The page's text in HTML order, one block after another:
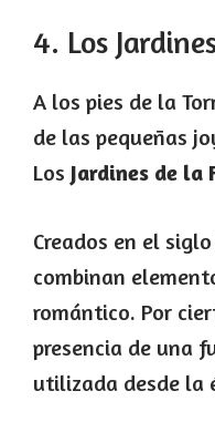
4. Los
A los pies de la
de las pequeñas
Los Jardines de la
Creados en el
combinan
romántico. Por
presencia de una
utilizada desde la